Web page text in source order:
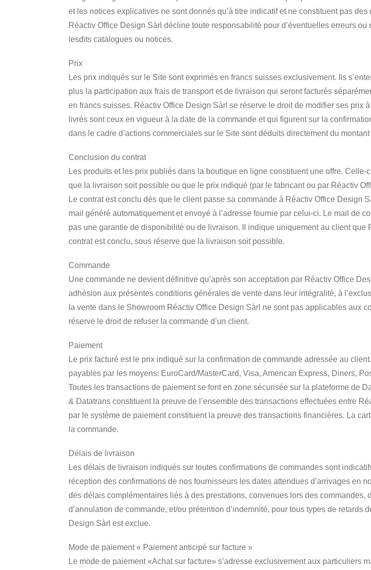
et les notices explicatives ne sont donnés qu’à titre indicatif et ne constituent pas des
Réactiv Office Design Sàrl décline toute responsabilité pour d’éventuelles erreurs
lesdits catalogues ou notices.
Prix
Les prix indiqués sur le Site sont exprimés en francs suisses exclusivement. Ils
plus la participation aux frais de transport et de livraison qui seront facturés
en francs suisses. Réactiv Office Design Sàrl se réserve le droit de modifier ses prix
livrés sont ceux en vigueur à la date de la commande et qui figurent sur la
dans le cadre d’actions commerciales sur le Site sont déduits directement du
Conclusion du contrat
Les produits et les prix publiés dans la boutique en ligne constituent une offre.
que la livraison soit possible ou que le prix indiqué (par le fabricant ou par Réactiv
Le contrat est conclu dès que le client passe sa commande à Réactiv Office Design
mail généré automatiquement et envoyé à l’adresse fournie par celui-ci. Le mail de
pas une garantie de disponibilité ou de livraison. Il indique uniquement au client
contrat est conclu, sous réserve que la livraison soit possible.
Commande
Une commande ne devient définitive qu’après son acceptation par Réactiv Office
adhésion aux présentes conditions générales de vente dans leur intégralité, à
la vente dans le Showroom Réactiv Office Design Sàrl ne sont pas applicables aux
réserve le droit de refuser la commande d’un client.
Paiement
Le prix facturé est le prix indiqué sur la confirmation de commande adressée au
payables par les moyens: EuroCard/MasterCard, Visa, American Express, Diners,
Toutes les transactions de paiement se font en zone sécurisée sur la plateforme de
& Datatrans constituent la preuve de l’ensemble des transactions effectuées entre
par le système de paiement constituent la preuve des transactions financières. La
la commande.
Délais de livraison
Les délais de livraison indiqués sur toutes confirmations de commandes sont
réception des confirmations de nos fournisseurs les dates attendues d’arrivages en
des délais complémentaires liés à des prestations, convenues lors des commandes,
d’annulation de commande, et/ou prétention d’indemnité, pour tous types de
Design Sàrl est exclue.
Mode de paiement « Paiement anticipé sur facture »
Le mode de paiement «Achat sur facture» s’adresse exclusivement aux particuliers